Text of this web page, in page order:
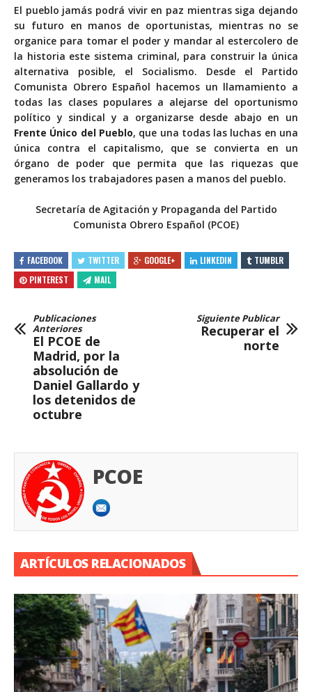
El pueblo jamás podrá vivir en paz mientras siga dejando
su futuro en manos de oportunistas, mientras no se
organice para tomar el poder y mandar al estercolero de
la historia este sistema criminal, para construir la única
alternativa posible, el Socialismo. Desde el Partido
Comunista Obrero Español hacemos un llamamiento a
todas las clases populares a alejarse del oportunismo
político y sindical y a organizarse desde abajo en un
Frente Único del Pueblo, que una todas las luchas en una
única contra el capitalismo, que se convierta en un
órgano de poder que permita que las riquezas que
generamos los trabajadores pasen a manos del pueblo.
Secretaría de Agitación y Propaganda del Partido
Comunista Obrero Español (PCOE)
FACEBOOK TWITTER GOOGLE+ LINKEDIN
TUMBLR
PINTEREST
MAIL
Publicaciones
Anteriores
El PCOE de
Madrid, por la
absolución de
Daniel Gallardo y
los detenidos de
octubre
Siguiente Publicar
Recuperar el
norte
PCOE
ARTÍCULOS RELACIONADOS